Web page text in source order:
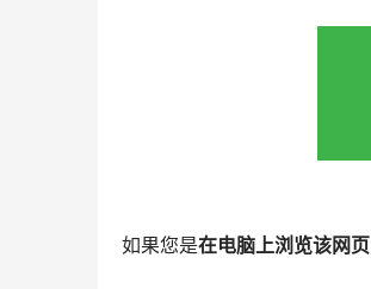
如果您是在电脑上浏览该网页